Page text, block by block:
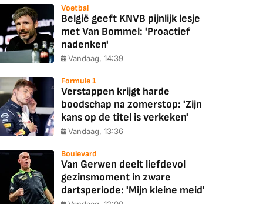
Voetbal
België geeft KNVB pijnlijk lesje
met Van Bommel: 'Proactief
nadenken'
Vandaag, 14:39
Formule 1
Verstappen krijgt harde
boodschap na zomerstop: 'Zijn
kans op de titel is verkeken'
Vandaag, 13:36
Boulevard
Van Gerwen deelt liefdevol
gezinsmoment in zware
dartsperiode: 'Mijn kleine meid'